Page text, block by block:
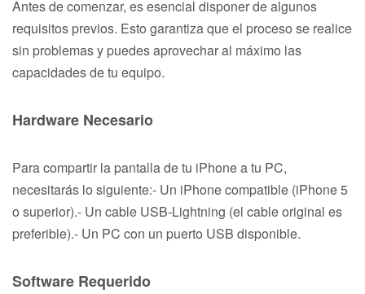
Antes de comenzar, es esencial disponer de algunos
requisitos previos. Esto garantiza que el proceso se realice
sin problemas y puedes aprovechar al máximo las
capacidades de tu equipo.
Hardware Necesario
Para compartir la pantalla de tu iPhone a tu PC,
necesitarás lo siguiente:- Un iPhone compatible (iPhone 5
o superior).- Un cable USB-Lightning (el cable original es
preferible).- Un PC con un puerto USB disponible.
Software Requerido